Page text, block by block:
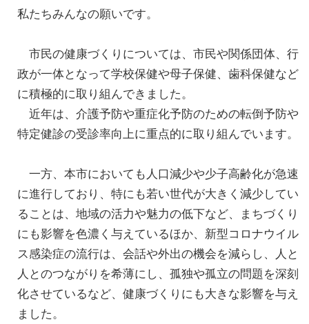
私たちみんなの願いです。
市民の健康づくりについては、市民や関係団体、行
政が一体となって学校保健や母子保健、歯科保健など
に積極的に取り組んできました。
近年は、介護予防や重症化予防のための転倒予防や
特定健診の受診率向上に重点的に取り組んでいます。
一方、本市においても人口減少や少子高齢化が急速
に進行しており、特にも若い世代が大きく減少してい
ることは、地域の活力や魅力の低下など、まちづくり
にも影響を色濃く与えているほか、新型コロナウイル
ス感染症の流行は、会話や外出の機会を減らし、人と
人とのつながりを希薄にし、孤独や孤立の問題を深刻
化させているなど、健康づくりにも大きな影響を与え
ました。